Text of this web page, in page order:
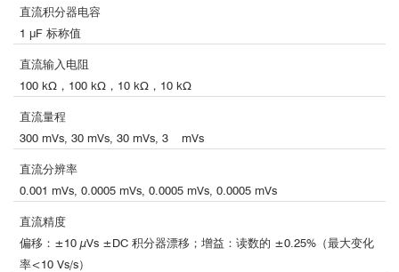
直流积分器电容
1 μF 标称值
直流输入电阻
100 kΩ，100 kΩ，10 kΩ，10 kΩ
直流量程
300 mVs, 30 mVs, 30 mVs, 3 mVs
直流分辨率
0.001 mVs, 0.0005 mVs, 0.0005 mVs, 0.0005 mVs
直流精度
偏移：±10 µVs ±DC 积分器漂移；增益：读数的 ±0.25%（最大变化
率<10 Vs/s）
helmholtz-magnetic-moment.pdf
② 亥姆赫兹线圈--磁体检测与研究（测量磁矩）